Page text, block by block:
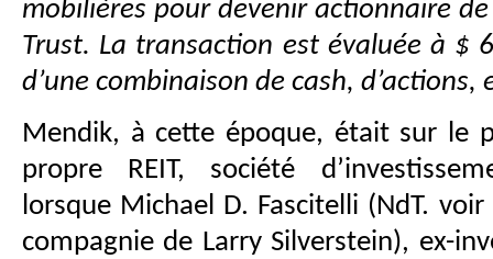
mobilières pour devenir actionnaire
Trust. La transaction est évaluée à $
d’une combinaison de cash, d’actions,
Mendik, à cette époque, était sur le
propre REIT, société
lorsque Michael D. Fascitelli (NdT.
compagnie de Larry Silverstein), ex-